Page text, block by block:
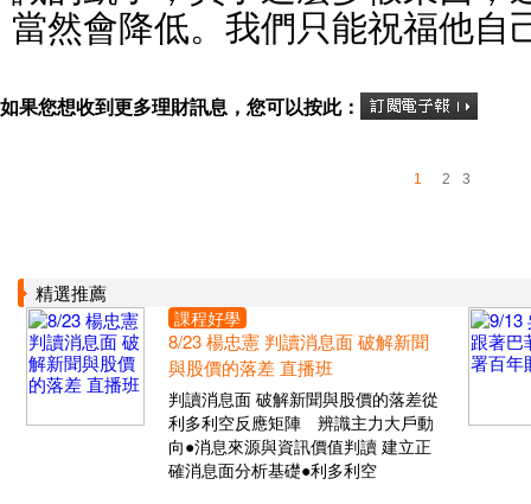
當然會降低。我們只能祝福他自
如果您想收到更多理財訊息，您可以按此：
1 2 3
精選推薦
課程好學
8/23 楊忠憲 判讀消息面 破解新聞
與股價的落差 直播班
判讀消息面 破解新聞與股價的落差從
利多利空反應矩陣 辨識主力大戶動
向●消息來源與資訊價值判讀 建立正
確消息面分析基礎●利多利空